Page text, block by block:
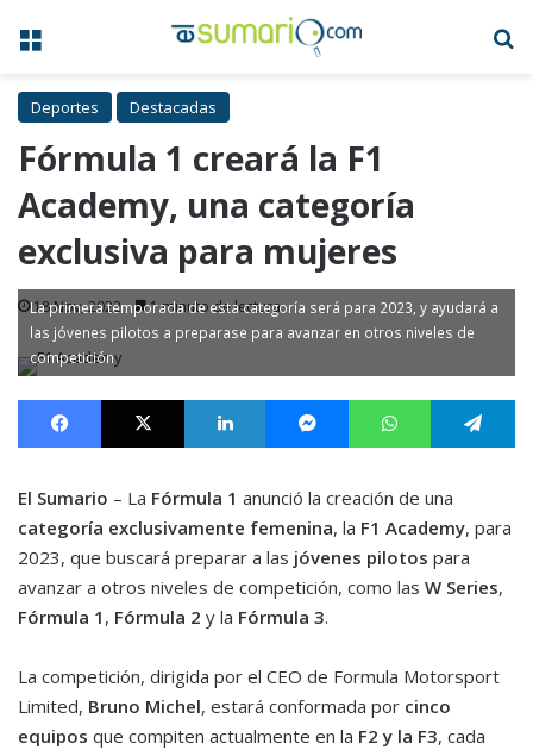
Menú
Deportes Destacadas
Fórmula 1 creará la F1
Academy, una categoría
exclusiva para mujeres
18 Nov, 2022 1 minuto de lectura
La primera temporada de esta categoría será para 2023, y ayudará a
las jóvenes pilotos a preparase para avanzar en otros niveles de
competición
Facebook X LinkedIn MessengerWhatsApp
El Sumario – La Fórmula 1 anunció la creación de una
categoría exclusivamente femenina, la F1 Academy, para
2023, que buscará preparar a las jóvenes pilotos para
avanzar a otros niveles de competición, como las W Series,
Fórmula 1 , Fórmula 2 y la Fórmula 3.
La competición, dirigida por el CEO de Formula Motorsport
Limited, Bruno Michel, estará conformada por cinco
equipos que compiten actualmente en la F2 y la F3, cada